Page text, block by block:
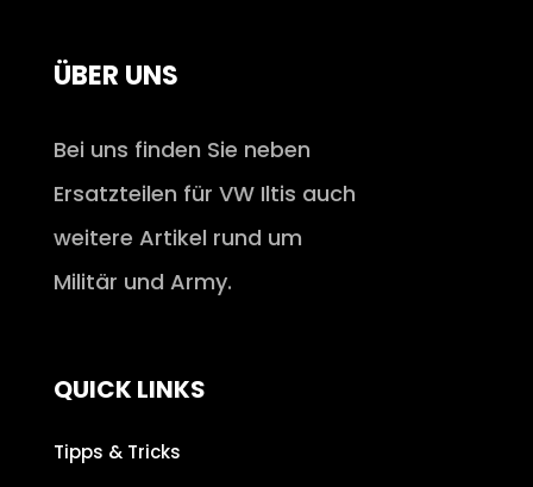
ÜBER UNS
Bei uns finden Sie neben
Ersatzteilen für VW Iltis auch
weitere Artikel rund um
Militär und Army.
QUICK LINKS
Tipps & Tricks